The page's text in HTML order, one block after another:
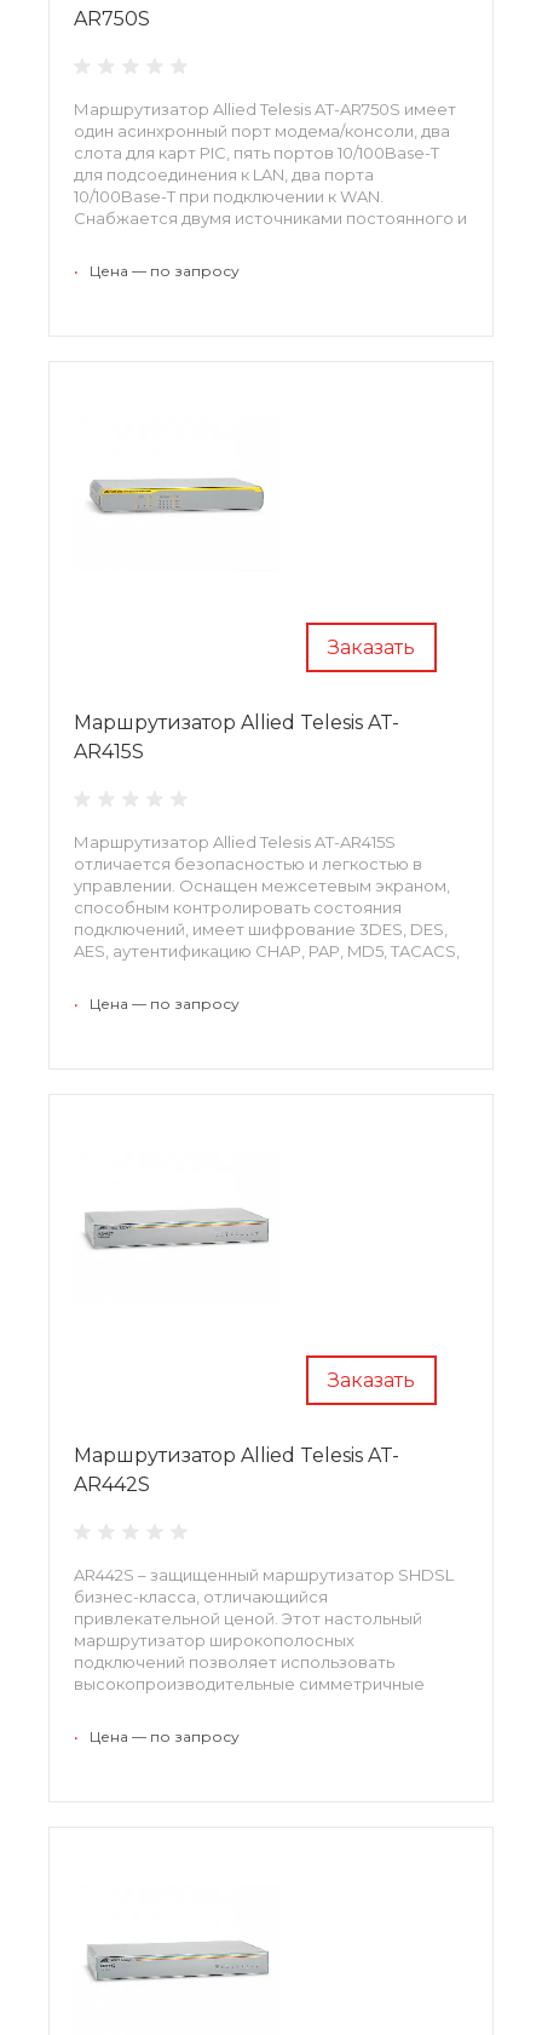
AR750S
Маршрутизатор Allied Telesis AT-AR750S имеет
один асинхронный порт модема/консоли, два
слота для карт PIC, пять портов 10/100Base-T
для подсоединения к LAN, два порта
10/100Base-T при подключении к WAN.
Снабжается двумя источниками постоянного и
данный маршрутизатор отличается высокой
• Цена — по запросу
Заказать
Маршрутизатор Allied Telesis AT-
AR415S
Маршрутизатор Allied Telesis AT-AR415S
отличается безопасностью и легкостью в
управлении. Оснащен межсетевым экраном,
способным контролировать состояния
подключений, имеет шифрование 3DES, DES,
AES, аутентификацию CHAP, PAP, MD5, TACACS,
предоставляемых услуг QoS (хорошую
• Цена — по запросу
Заказать
Маршрутизатор Allied Telesis AT-
AR442S
AR442S – защищенный маршрутизатор SHDSL
бизнес-класса, отличающийся
привлекательной ценой. Этот настольный
маршрутизатор широкополосных
подключений позволяет использовать
высокопроизводительные симметричные
• Цена — по запросу